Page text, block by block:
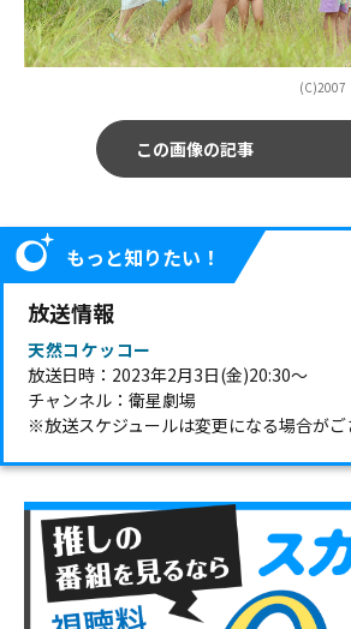
(C)2007
この画像の記事
もっと知りたい！
放送情報
天然コケッコー
放送日時：2023年2月3日(金)20:30～
チャンネル：衛星劇場
※放送スケジュールは変更になる場合がご